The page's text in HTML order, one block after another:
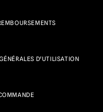
D'UTILISATION